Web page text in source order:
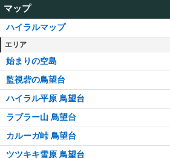
マップ
ハイラルマップ
エリア
始まりの空島
監視砦の鳥望台
ハイラル平原 鳥望台
ラブラー山 鳥望台
カルーガ峠 鳥望台
ツツキキ雪原 鳥望台